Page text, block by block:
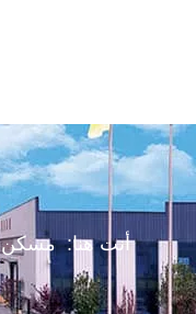
أنت هنا: مسكن